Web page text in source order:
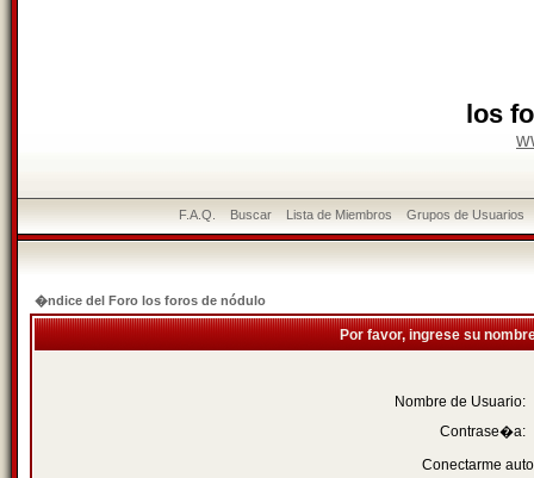
los
F.A.Q. Buscar Lista de Miembros Grupos de Usuarios
�ndice del Foro los foros de nódulo
Por favor, ingrese su
Nombre de Usuario:
Contrase�a:
Conectarme